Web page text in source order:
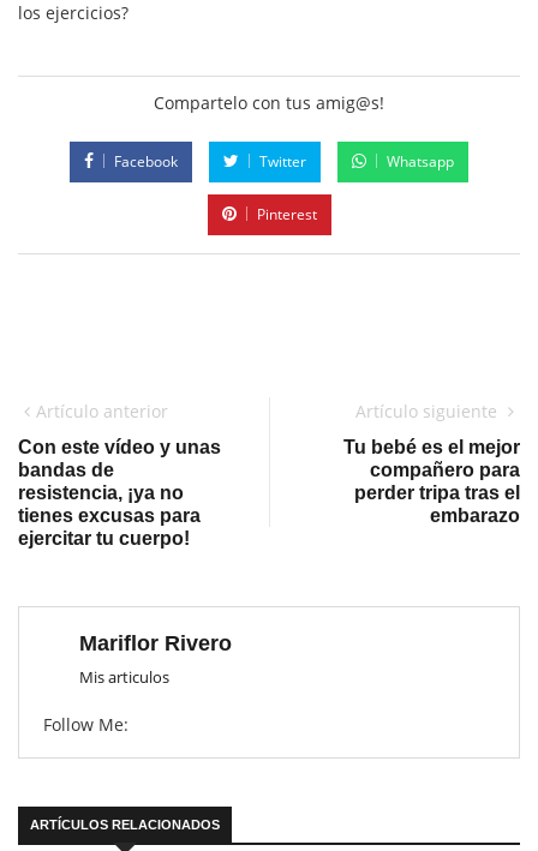
los ejercicios?
Compartelo con tus amig@s!
Facebook Twitter Whatsapp
Pinterest
Artículo anterior
Con este vídeo y unas
bandas de
resistencia, ¡ya no
tienes excusas para
ejercitar tu cuerpo!
Artículo siguiente
Tu bebé es el mejor
compañero para
perder tripa tras el
embarazo
Mariflor Rivero
Mis articulos
Follow Me:
ARTÍCULOS RELACIONADOS